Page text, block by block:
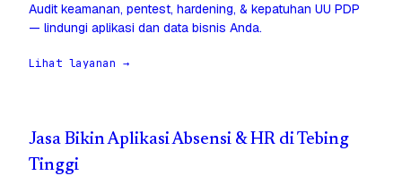
Audit keamanan, pentest, hardening, & kepatuhan UU PDP
— lindungi aplikasi dan data bisnis Anda.
Lihat layanan →
Jasa Bikin Aplikasi Absensi & HR di Tebing
Tinggi